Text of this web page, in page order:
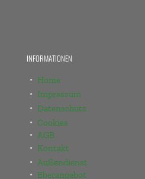
INFORMATIONEN
Home
Impressum
Datenschutz
Cookies
AGB
Kontakt
Außendienst
Eberangebot